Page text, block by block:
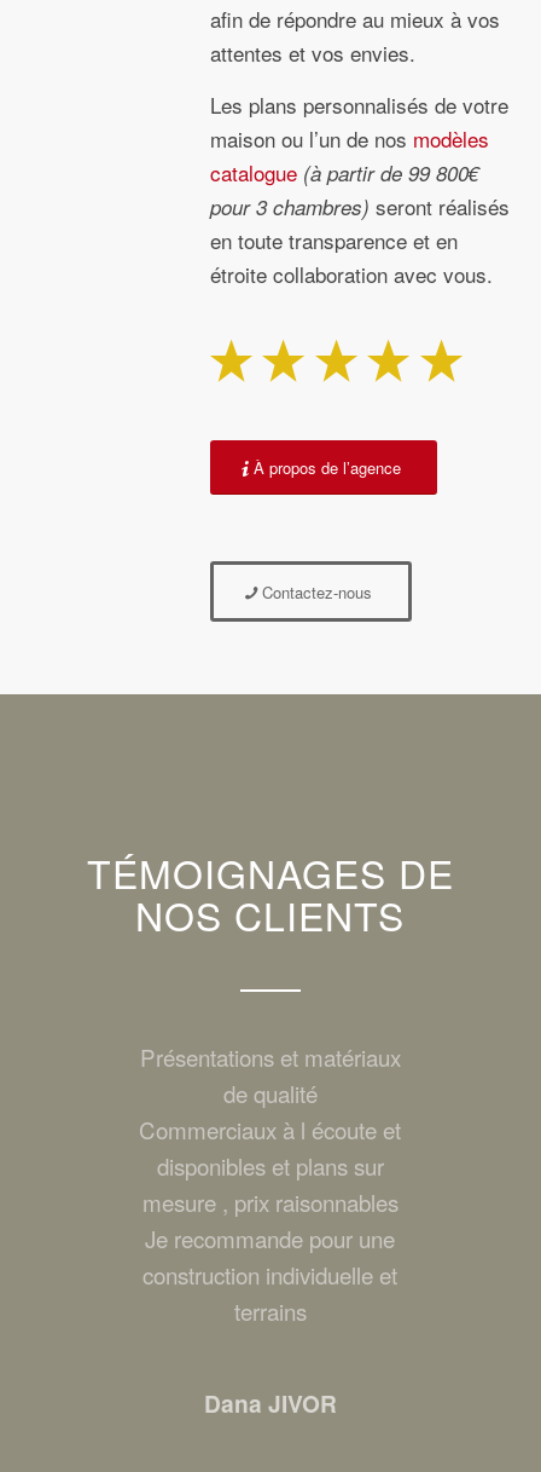
afin de répondre au mieux à vos
attentes et vos envies.
Les plans personnalisés de votre
maison ou l’un de nos modèles
catalogue(à partir de 99 800€
pour 3 chambres) seront réalisés
en toute transparence et en
étroite collaboration avec vous.
À propos de l’agence
Contactez-nous
TÉMOIGNAGES DE
NOS CLIENTS
Présentations et matériaux
de qualité
Commerciaux à l écoute et
disponibles et plans sur
mesure , prix raisonnables
Je recommande pour une
construction individuelle et
terrains
Dana JIVOR